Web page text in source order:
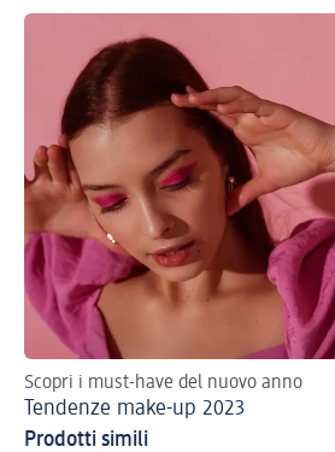
Scopri i must-have del nuovo anno
Tendenze make-up 2023
Prodotti simili